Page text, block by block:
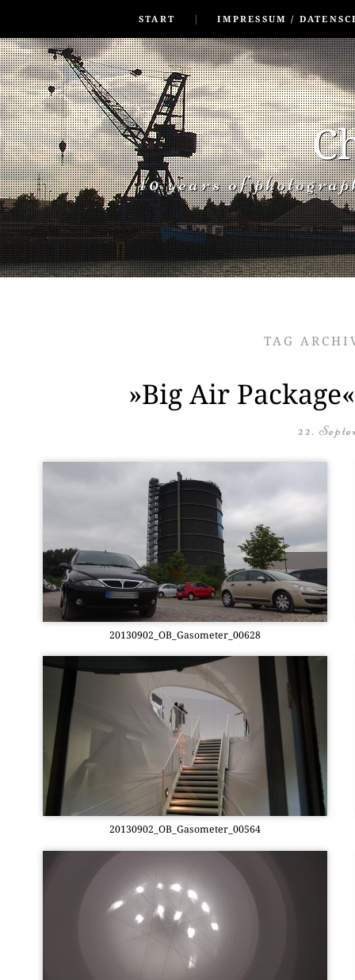
START
IMPRESSUM /
40 years of
TAG
»Big Air
22.
20130902_OB_Gasometer_00628
20130902_OB_Gasometer_00564